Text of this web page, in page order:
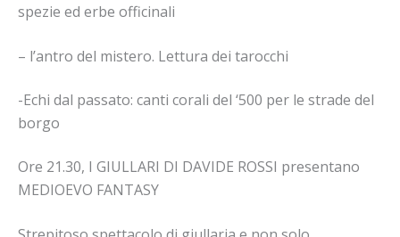
spezie ed erbe officinali
– l’antro del mistero. Lettura dei tarocchi
-Echi dal passato: canti corali del ‘500 per le strade del
borgo
Ore 21.30, I GIULLARI DI DAVIDE ROSSI presentano
MEDIOEVO FANTASY